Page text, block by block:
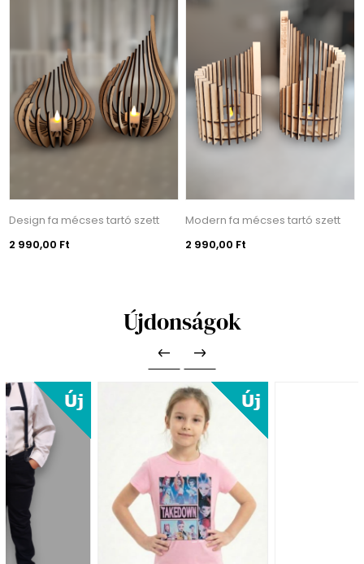
Design fa mécses tartó szett
2 990,00 Ft
Modern fa mécses tartó szett
2 990,00 Ft
Újdonságok